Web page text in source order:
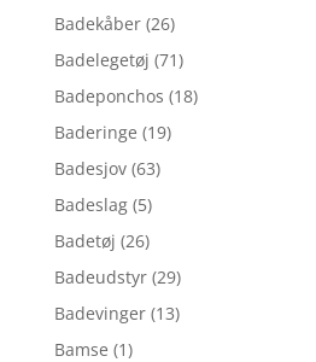
Badekåber (26)
Badelegetøj (71)
Badeponchos (18)
Baderinge (19)
Badesjov (63)
Badeslag (5)
Badetøj (26)
Badeudstyr (29)
Badevinger (13)
Bamse (1)